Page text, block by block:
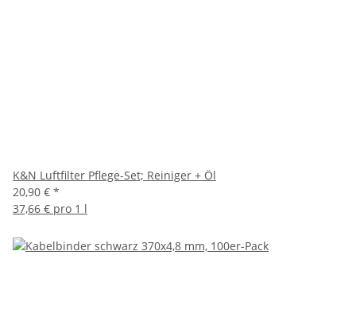
K&N Luftfilter Pflege-Set; Reiniger + Öl
20,90 € *
37,66 € pro 1 l